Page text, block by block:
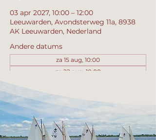
03 apr 2027, 10:00 – 12:00
Leeuwarden, Avondsterweg 11a, 8938
AK Leeuwarden, Nederland
Andere datums
za 15 aug, 10:00
za 22 aug, 10:00
Bekijk alle 357 datums
Meld mij aan!